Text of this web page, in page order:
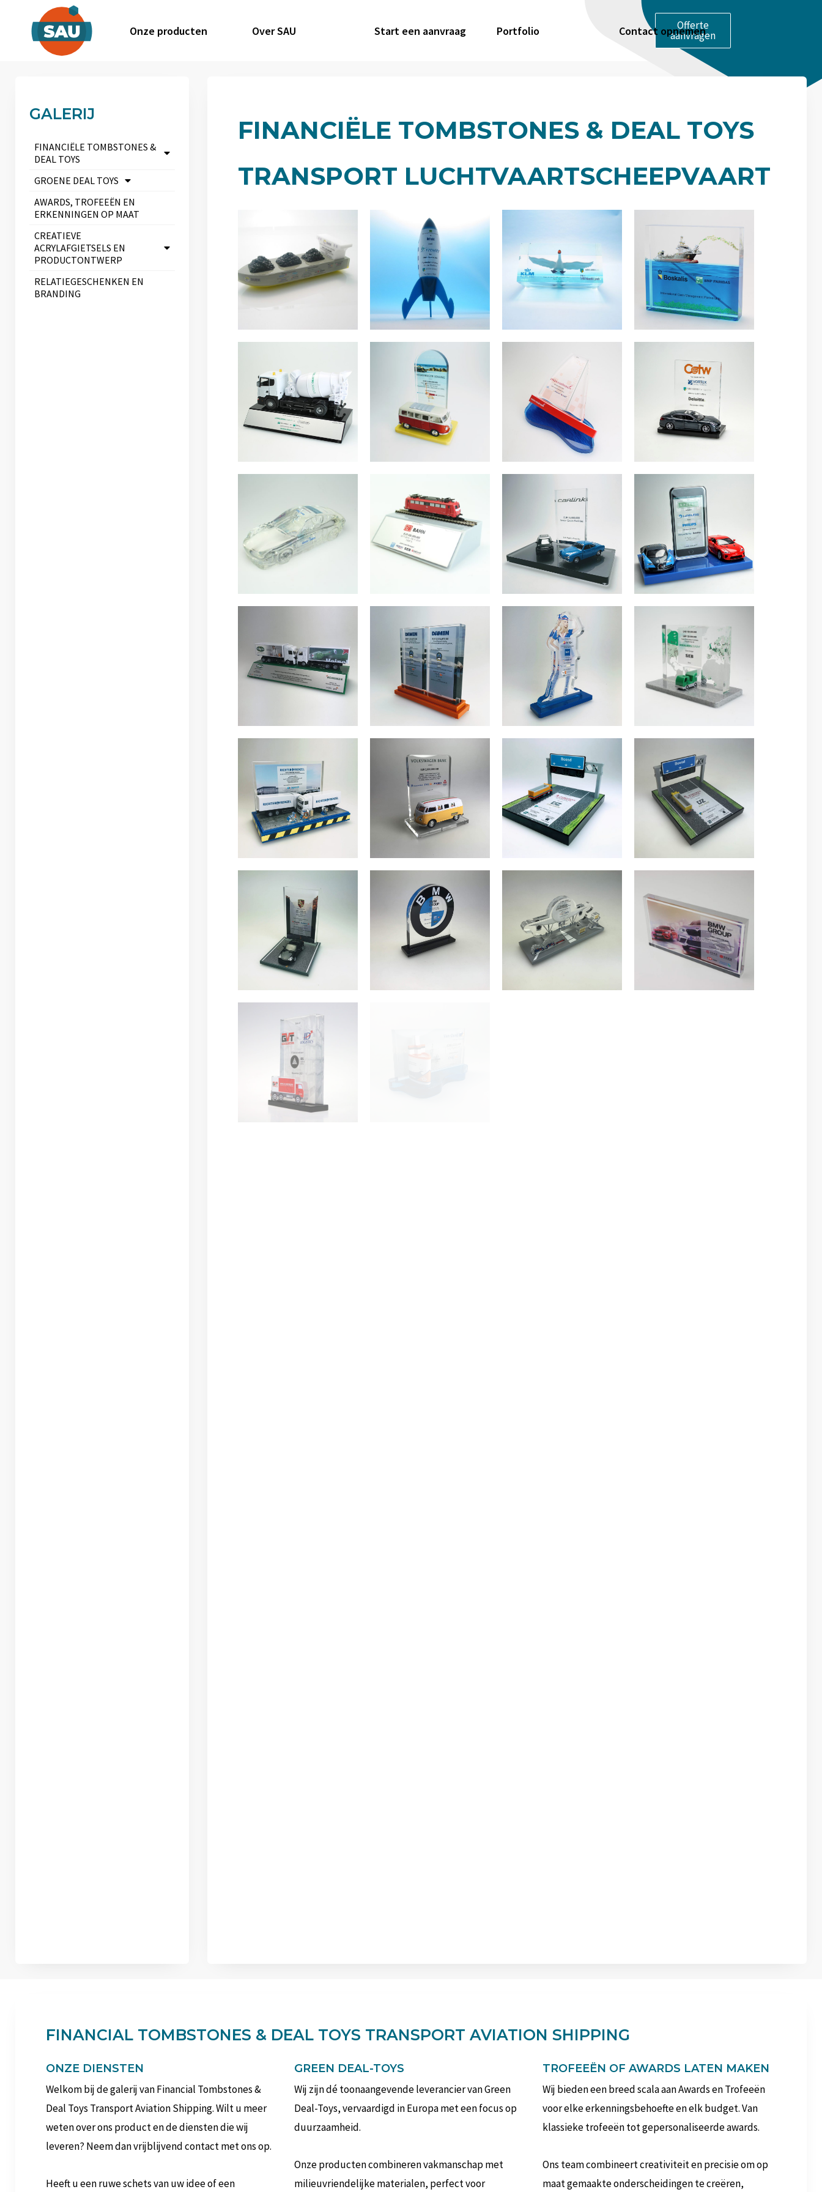
Onze producten Over SAU Start een aanvraag Portfolio Contact opnemen
Offerte
aanvragen
GALERIJ
FINANCIËLE TOMBSTONES &
DEAL TOYS
GROENE DEAL TOYS
AWARDS, TROFEEËN EN
ERKENNINGEN OP MAAT
CREATIEVE
ACRYLAFGIETSELS EN
PRODUCTONTWERP
RELATIEGESCHENKEN EN
BRANDING
FINANCIËLE TOMBSTONES & DEAL TOYS
TRANSPORT LUCHTVAARTSCHEEPVAART
FINANCIAL TOMBSTONES & DEAL TOYS TRANSPORT AVIATION SHIPPING
ONZE DIENSTEN
Welkom bij de galerij van Financial Tombstones &
Deal Toys Transport Aviation Shipping. Wilt u meer
weten over ons product en de diensten die wij
leveren? Neem dan vrijblijvend contact met ons op.
Heeft u een ruwe schets van uw idee of een
GREEN DEAL-TOYS
Wij zijn dé toonaangevende leverancier van Green
Deal-Toys, vervaardigd in Europa met een focus op
duurzaamheid.
Onze producten combineren vakmanschap met
milieuvriendelijke materialen, perfect voor
TROFEEËN OF AWARDS LATEN MAKEN
Wij bieden een breed scala aan Awards en Trofeeën
voor elke erkenningsbehoefte en elk budget. Van
klassieke trofeeën tot gepersonaliseerde awards.
Ons team combineert creativiteit en precisie om op
maat gemaakte onderscheidingen te creëren,